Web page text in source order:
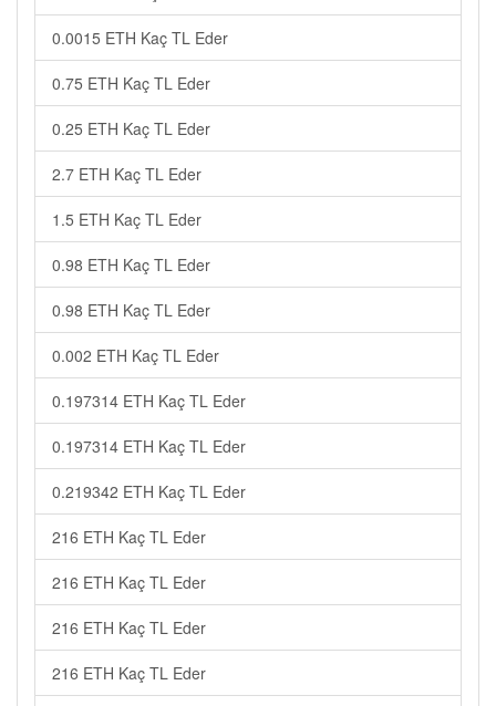
0.0015 ETH Kaç TL Eder
0.75 ETH Kaç TL Eder
0.25 ETH Kaç TL Eder
2.7 ETH Kaç TL Eder
1.5 ETH Kaç TL Eder
0.98 ETH Kaç TL Eder
0.98 ETH Kaç TL Eder
0.002 ETH Kaç TL Eder
0.197314 ETH Kaç TL Eder
0.197314 ETH Kaç TL Eder
0.219342 ETH Kaç TL Eder
216 ETH Kaç TL Eder
216 ETH Kaç TL Eder
216 ETH Kaç TL Eder
216 ETH Kaç TL Eder